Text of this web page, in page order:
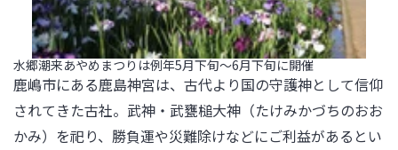
水郷潮来あやめまつりは例年5月下旬～6月下旬に開催
鹿嶋市にある鹿島神宮は、古代より国の守護神として信仰
されてきた古社。武神・武甕槌大神（たけみかづちのおお
かみ）を祀り、勝負運や災難除けなどにご利益があるとい